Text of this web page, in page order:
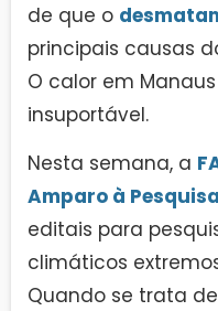
de que o
principais causas
O calor em
insuportável.
Nesta semana, a
Amparo à
editais para
climáticos
Quando se trata